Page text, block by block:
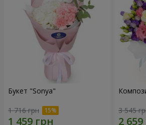
Букет "Sonya"
1 716 грн 3 545